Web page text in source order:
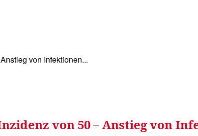
von Infektionen...
von 50 – Anstieg von